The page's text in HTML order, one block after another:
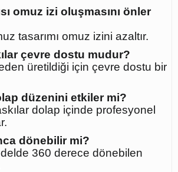
omuz izi oluşmasını önler
tasarımı omuz izini azaltır.
çevre dostu mudur?
üretildiği için çevre dostu bir
düzenini etkiler mi?
dolap içinde profesyonel
dönebilir mi?
360 derece dönebilen